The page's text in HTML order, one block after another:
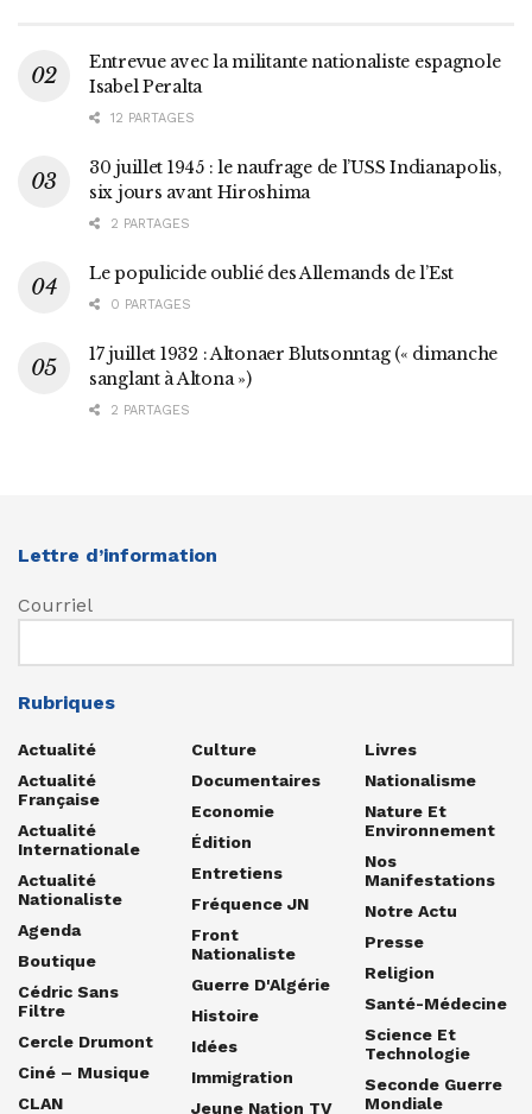
Entrevue avec la militante nationaliste espagnole
Isabel Peralta
12 PARTAGES
30 juillet 1945 : le naufrage de l’USS Indianapolis,
six jours avant Hiroshima
2 PARTAGES
Le populicide oublié des Allemands de l’Est
0 PARTAGES
17 juillet 1932 : Altonaer Blutsonntag (« dimanche
sanglant à Altona »)
2 PARTAGES
Lettre d’information
Courriel
Rubriques
Actualité
Actualité
Française
Actualité
Internationale
Actualité
Nationaliste
Agenda
Boutique
Cédric Sans
Filtre
Cercle Drumont
Ciné – Musique
CLAN
Culture
Documentaires
Economie
Édition
Entretiens
Fréquence JN
Front
Nationaliste
Guerre D'Algérie
Histoire
Idées
Immigration
Jeune Nation TV
Livres
Nationalisme
Nature Et
Environnement
Nos
Manifestations
Notre Actu
Presse
Religion
Santé-Médecine
Science Et
Technologie
Seconde Guerre
Mondiale